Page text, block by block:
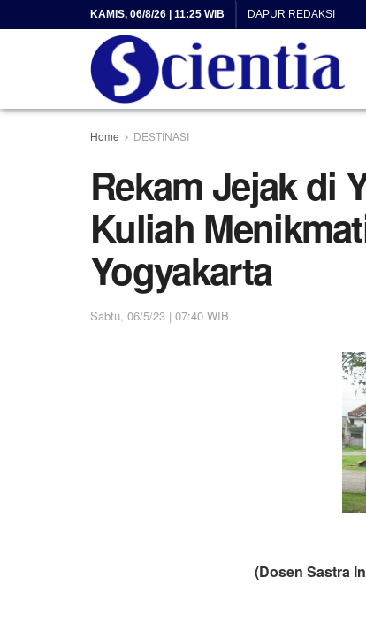
KAMIS, 06/8/26 | 11:25 WIB DAPUR REDAKSI
Home DESTINASI
Rekam Jejak di
Kuliah
Yogyakarta
Sabtu, 06/5/23 | 07:40 WIB
(Dosen Sastra